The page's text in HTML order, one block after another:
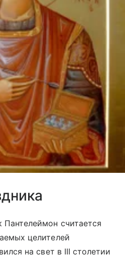
считается
целителей
на свет в III столетии